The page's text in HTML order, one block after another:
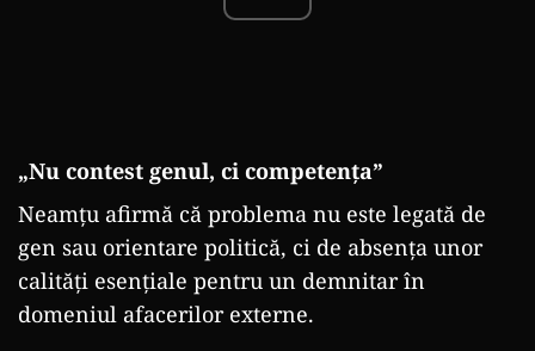
„Nu contest genul, ci competența”
Neamțu afirmă că problema nu este legată de
gen sau orientare politică, ci de absența unor
calități esențiale pentru un demnitar în
domeniul afacerilor externe.